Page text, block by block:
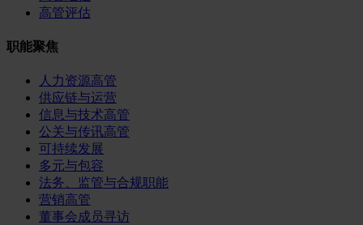
高管评估
职能聚焦
人力资源高管
供应链与运营
信息与技术高管
公关与传讯高管
可持续发展
多元与包容
法务、监管与合规职能
营销高管
董事会成员寻访